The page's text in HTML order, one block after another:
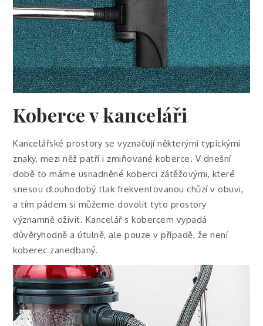
Koberce v kanceláři
Kancelářské prostory se vyznačují některými typickými
znaky, mezi něž patří i zmiňované koberce. V dnešní
době to máme usnadněné koberci zátěžovými, které
snesou dlouhodobý tlak frekventovanou chůzí v obuvi,
a tím pádem si můžeme dovolit tyto prostory
významně oživit. Kancelář s kobercem vypadá
důvěryhodně a útulně, ale pouze v případě, že není
koberec zanedbaný.